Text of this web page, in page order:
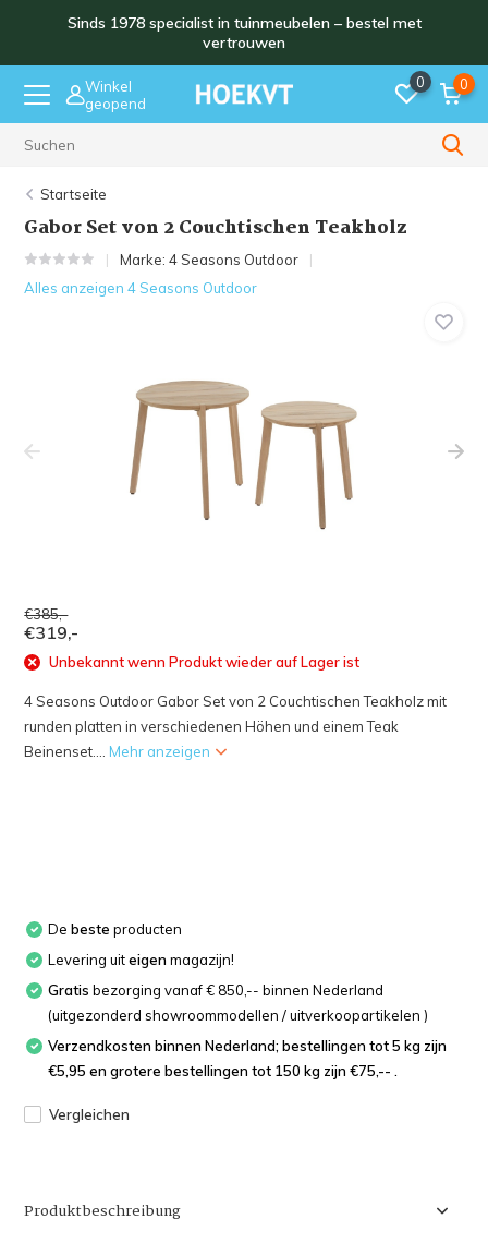
Sinds 1978 specialist in tuinmeubelen – bestel met
vertrouwen
Winkel
geopend
0 0
Startseite
Gabor Set von 2 Couchtischen Teakholz
Marke:4 Seasons Outdoor
Alles anzeigen 4 Seasons Outdoor
€385,-
€319,-
Unbekannt wenn Produkt wieder auf Lager ist
4 Seasons Outdoor Gabor Set von 2 Couchtischen Teakholz mit
runden platten in verschiedenen Höhen und einem Teak
Beinenset.... Mehr anzeigen
Debeste producten
Levering uiteigen magazijn!
Gratis bezorging vanaf € 850,-- binnen Nederland
(uitgezonderd showroommodellen / uitverkoopartikelen )
Verzendkosten binnen Nederland; bestellingen tot 5 kg zijn
€5,95 en grotere bestellingen tot 150 kg zijn €75,-- .
Vergleichen
Produktbeschreibung